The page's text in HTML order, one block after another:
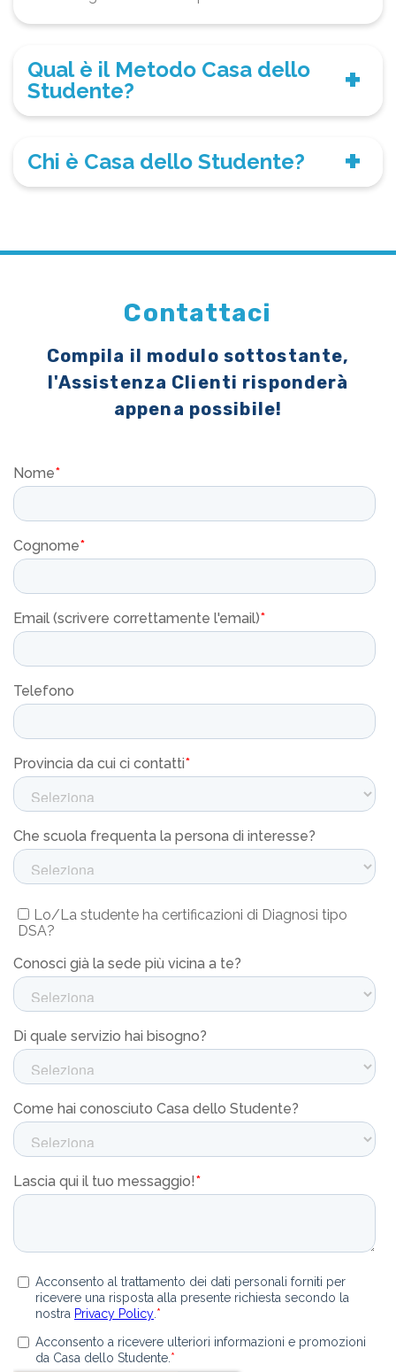
Qual è il Metodo Casa dello
Studente?
Chi è Casa dello Studente?
Contattaci
Compila il modulo sottostante,
l'Assistenza Clienti risponderà
appena possibile!